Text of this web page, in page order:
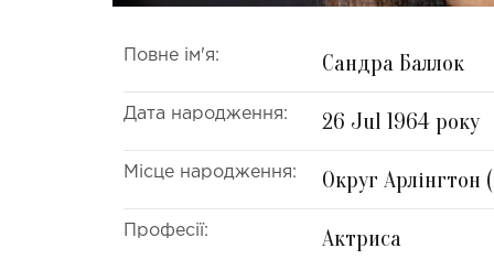
Повне ім'я: Сандра Баллок
Дата народження: 26 Jul 1964 року
Місце народження: Округ Арлінгтон
Професії: Актриса